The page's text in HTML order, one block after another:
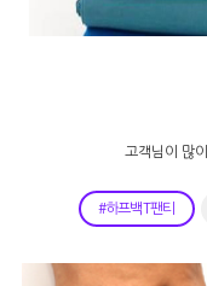
고객님이 많
#하프백T팬티